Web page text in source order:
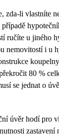
zda-li vlastníte
ručíte u jiného
nemovitostí i u
80 %
se jednat o
úvěr hodí pro
zastavení